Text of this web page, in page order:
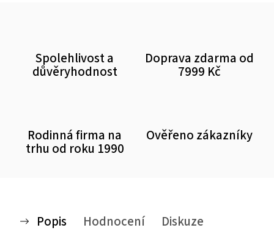
Spolehlivost a
důvěryhodnost
Doprava zdarma od
7999 Kč
Rodinná firma na
trhu od roku 1990
Ověřeno zákazníky
Popis Hodnocení Diskuze